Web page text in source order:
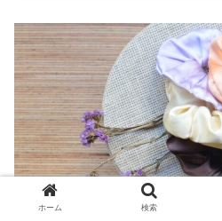
ホーム 検索